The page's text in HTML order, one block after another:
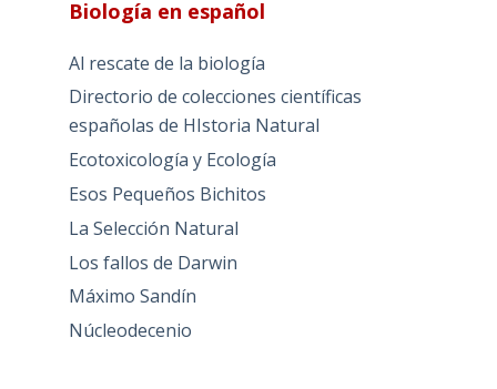
Biología en español
Al rescate de la biología
Directorio de colecciones científicas
españolas de HIstoria Natural
Ecotoxicología y Ecología
Esos Pequeños Bichitos
La Selección Natural
Los fallos de Darwin
Máximo Sandín
Núcleodecenio